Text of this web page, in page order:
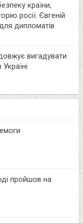
країни,
росії: Євгеній
дипломатів
вигадувати
пройшов на